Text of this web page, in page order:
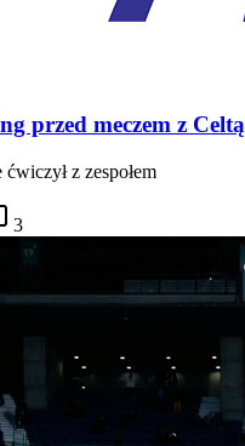
przed meczem z Celtą
z zespołem
3